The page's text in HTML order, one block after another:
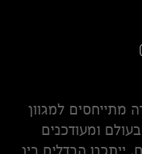
מתייחסים למגוון
ומעודכנים